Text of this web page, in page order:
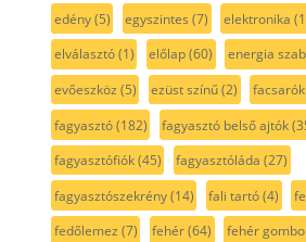
edény(5) egyszintes (7) elektronika
elválasztó(1) előlap(60) energia
evőeszköz (5) ezüst színű(2)
fagyasztó(182) fagyasztó belső ajtók
fagyasztófiók(45) fagyasztóláda (27)
fagyasztószekrény(14) fali tartó(4)
fedőlemez (7) fehér(64) fehér